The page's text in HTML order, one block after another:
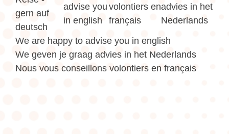
We are happy to advise you in english
We geven je graag advies in het Nederlands
Nous vous conseillons volontiers en français